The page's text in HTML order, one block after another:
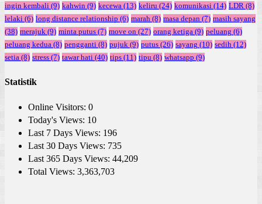
ingin kembali (9) kahwin (9) kecewa (13) keliru (24) komunikasi (14) LDR (8)
lelaki (6) long distance relationship (6) marah (8) masa depan (7) masih sayang
(38) merajuk (9) minta putus (7) move on (27) orang ketiga (9) peluang (6)
peluang kedua (8) pengganti (8) pujuk (9) putus (26) sayang (10) sedih (12)
setia (8) stress (7) tawar hati (40) tips (11) tipu (8) whatsapp (9)
Statistik
Online Visitors: 0
Today's Views: 10
Last 7 Days Views: 196
Last 30 Days Views: 735
Last 365 Days Views: 44,209
Total Views: 3,363,703